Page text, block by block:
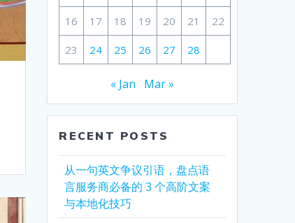
16 17 18 19 20 21 22
23 24 25 26 27 28
« Jan Mar »
RECENT POSTS
从一句英文争议引语，盘点语
言服务商必备的 3 个高阶文案
与本地化技巧